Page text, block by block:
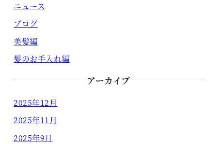
ニュース
ブログ
美髪編
髪のお手入れ編
アーカイブ
2025年12月
2025年11月
2025年9月